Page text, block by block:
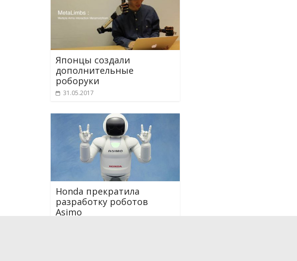
Японцы создали
дополнительные
роборуки
31.05.2017
Honda прекратила
разработку роботов
Asimo